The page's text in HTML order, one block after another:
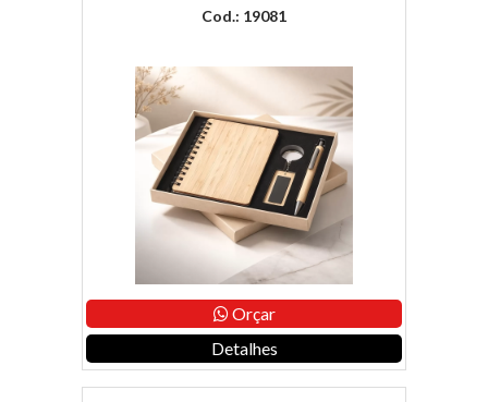
Cod.: 19081
Orçar
Detalhes